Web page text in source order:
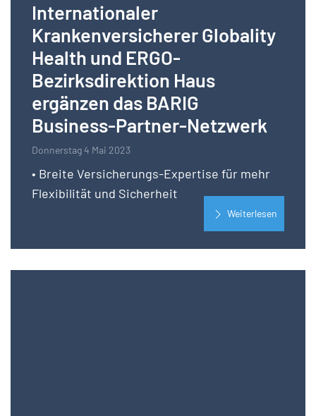
Internationaler
Krankenversicherer Globality
Health und ERGO-
Bezirksdirektion Haus
ergänzen das BARIG
Business-Partner-Netzwerk
Donnerstag 4 Mai 2023
• Breite Versicherungs-Expertise für mehr
Flexibilität und Sicherheit
Weiterlesen